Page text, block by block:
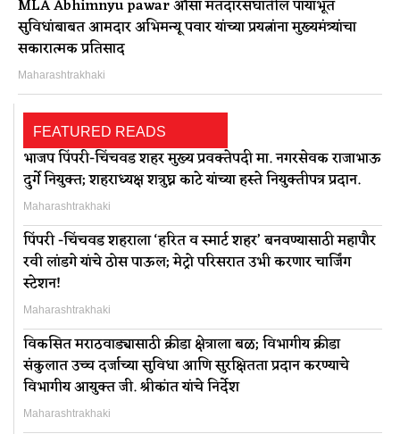
MLA Abhimnyu pawar औसा मतदारसंघातील पायाभूत
सुविधांबाबत आमदार अभिमन्यू पवार यांच्या प्रयत्नांना मुख्यमंत्र्यांचा
सकारात्मक प्रतिसाद
Maharashtrakhaki
FEATURED READS
भाजप पिंपरी-चिंचवड शहर मुख्य प्रवक्तेपदी मा. नगरसेवक राजाभाऊ
दुर्गे नियुक्त; शहराध्यक्ष शत्रुघ्न काटे यांच्या हस्ते नियुक्तीपत्र प्रदान.
Maharashtrakhaki
पिंपरी -चिंचवड शहराला ‘हरित व स्मार्ट शहर’ बनवण्यासाठी महापौर
रवी लांडगे यांचे ठोस पाऊल; मेट्रो परिसरात उभी करणार चार्जिंग
स्टेशन!
Maharashtrakhaki
विकसित मराठवाड्यासाठी क्रीडा क्षेत्राला बळ; विभागीय क्रीडा
संकुलात उच्च दर्जाच्या सुविधा आणि सुरक्षितता प्रदान करण्याचे
विभागीय आयुक्त जी. श्रीकांत यांचे निर्देश
Maharashtrakhaki